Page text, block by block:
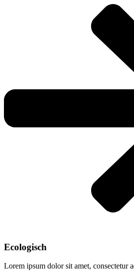
Ecologisch
Lorem ipsum dolor sit amet, consectetur